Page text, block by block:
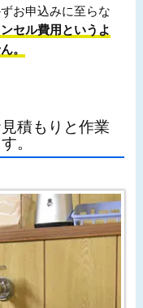
お申込みに至らな
セル費用というよ
。
積もりと作業
。